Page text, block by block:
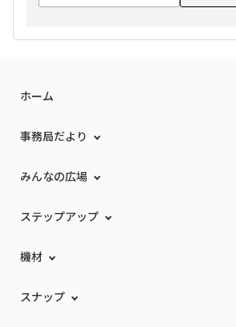
ホーム
事務局だより
みんなの広場
ステップアップ
機材
スナップ